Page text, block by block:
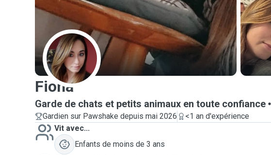
F
Fiona
Garde de chats et petits animaux en toute confiance
Gardien sur Pawshake depuis mai 2026
<1 an d'expérience
Vit avec...
Enfants de moins de 3 ans